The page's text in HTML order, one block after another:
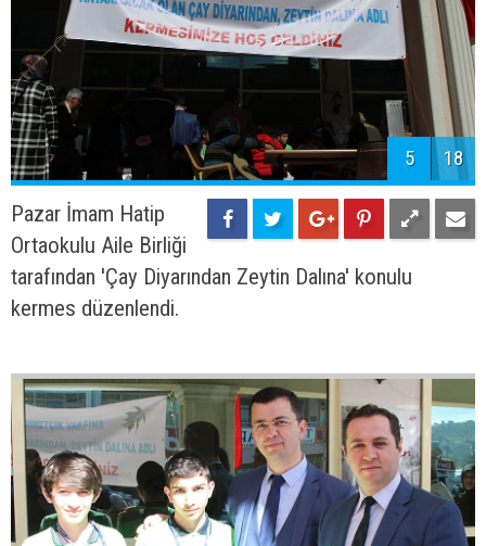
5 18
Pazar İmam Hatip
Ortaokulu Aile Birliği
tarafından 'Çay Diyarından Zeytin Dalına' konulu
kermes düzenlendi.